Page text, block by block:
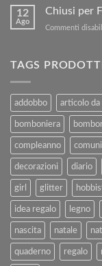
12
Ago
Chiusi per
Commenti
TAGS PRODOTTI
addobbo articolo da
bomboniera
compleanno
decorazioni diario
girl glitter
idea regalo legno
nascita natale
quaderno regalo